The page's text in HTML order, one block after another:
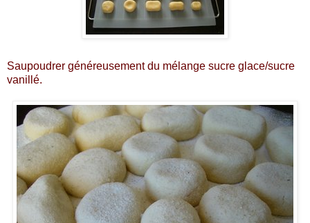
Saupoudrer généreusement du mélange sucre glace/sucre
vanillé.